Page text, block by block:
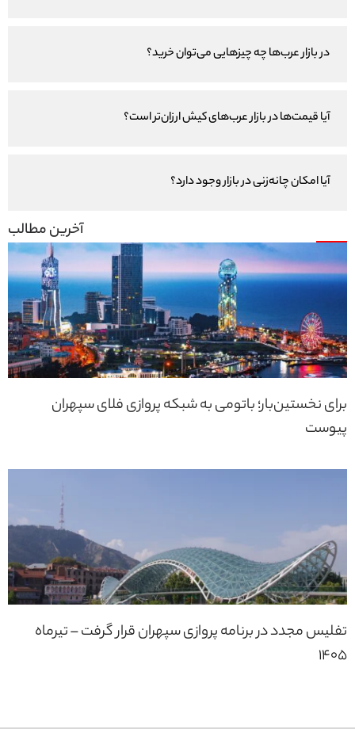
در بازار عرب‌ها چه چیزهایی می‌توان خرید؟
آیا قیمت‌ها در بازار عرب‌های کیش ارزان‌تر است؟
آیا امکان چانه‌زنی در بازار وجود دارد؟
برای نخستین‌بار؛ باتومی به شبکه پروازی فلای سپهران
پیوست
تفلیس مجدد در برنامه پروازی سپهران قرار گرفت – تیرماه
1405